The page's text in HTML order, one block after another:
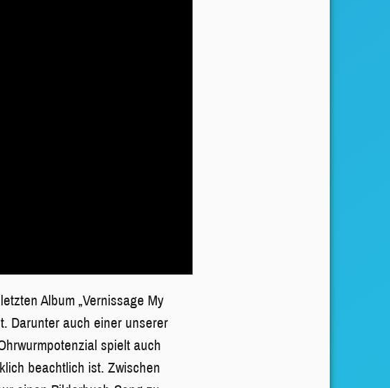
Album „Vernissage My
Darunter auch einer unserer
spielt auch
beachtlich ist. Zwischen